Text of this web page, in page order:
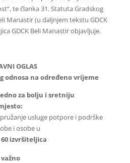
te članka 31. Statuta Gradskog
Manastir (u daljnjem tekstu GDCK
GDCK Beli Manastir objavljuje.
OGLAS
odnosa na određeno vrijeme
za bolju i sretniju
usluge potpore i podrške
i osobe u
60 izvršiteljica